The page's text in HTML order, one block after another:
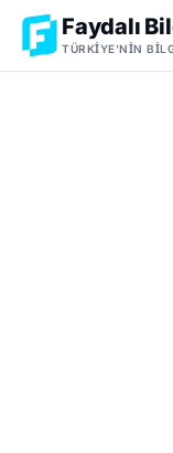
Faydalı
TÜRKIYE'NIN